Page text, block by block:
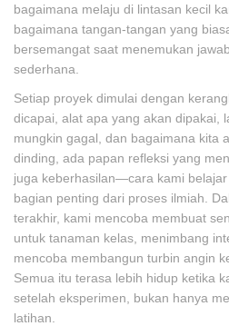
bagaimana melaju di lintasan kecil
bagaimana tangan-tangan yang
bersemangat saat menemukan
sederhana.
Setiap proyek dimulai dengan
dicapai, alat apa yang akan dipakai,
mungkin gagal, dan bagaimana kita
dinding, ada papan refleksi yang
juga keberhasilan—cara kami
bagian penting dari proses ilmiah.
terakhir, kami mencoba membuat
untuk tanaman kelas, menimbang
mencoba membangun turbin angin
Semua itu terasa lebih hidup ketika
setelah eksperimen, bukan hanya
latihan.